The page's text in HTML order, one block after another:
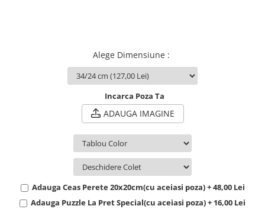
Cadouri Motociclisti
Cadouri Pescar
Cadouri Soferi/Mecanici
Cadouri Stomatologi
Cadouri Tractoristi
Alege Dimensiune :
Incarca Poza Ta
ADAUGA IMAGINE
Adauga Ceas Perete 20x20cm(cu aceiasi poza) + 48,00 Lei
Adauga Puzzle La Pret Special(cu aceiasi poza) + 16,00 Lei